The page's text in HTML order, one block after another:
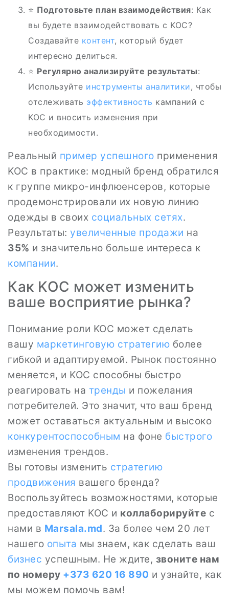
⭐ Подготовьте план взаимодействия: Как
вы будете взаимодействовать с KOC?
Создавайте контент, который будет
интересно делиться.
⭐ Регулярно анализируйте результаты:
Используйте инструменты аналитики, чтобы
отслеживать эффективность кампаний с
KOC и вносить изменения при
необходимости.
Реальный пример успешного применения
KOC в практике: модный бренд обратился
к группе микро-инфлюенсеров, которые
продемонстрировали их новую линию
одежды в своих социальных сетях.
Результаты: увеличенные продажи на
35% и значительно больше интереса к
компании.
Как KOC может изменить
ваше восприятие рынка?
Понимание роли KOC может сделать
вашу маркетинговую стратегию более
гибкой и адаптируемой. Рынок постоянно
меняется, и KOC способны быстро
реагировать на тренды и пожелания
потребителей. Это значит, что ваш бренд
может оставаться актуальным и высоко
конкурентоспособным на фоне быстрого
изменения трендов.
Вы готовы изменить стратегию
продвижения вашего бренда?
Воспользуйтесь возможностями, которые
предоставляют KOC и коллаборируйте с
нами в Marsala.md. За более чем 20 лет
нашего опыта мы знаем, как сделать ваш
бизнес успешным. Не ждите, звоните нам
по номеру +373 620 16 890 и узнайте, как
мы можем помочь вам!